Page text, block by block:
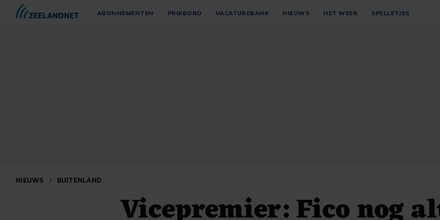
ABONNEMENTEN PRIKBORD VACATUREBANK NIEUWS HET WEER SPELLETJES
NIEUWS / BUITENLAND